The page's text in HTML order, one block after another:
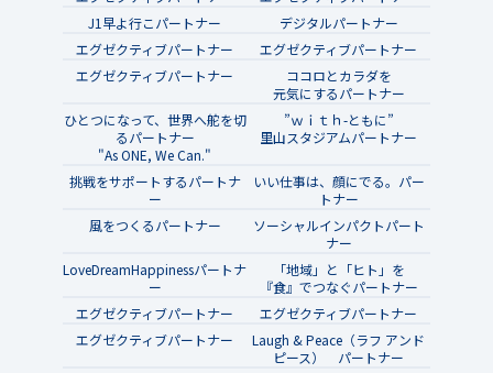
J1早よ行こパートナー
デジタルパートナー
エグゼクティブパートナー
エグゼクティブパートナー
エグゼクティブパートナー
ココロとカラダを
元気にするパートナー
ひとつになって、世界へ舵を切
るパートナー
"As ONE, We Can."
”ｗｉｔｈ-ともに”
里山スタジアムパートナー
挑戦をサポートするパートナ
ー
いい仕事は、顔にでる。パー
トナー
風をつくるパートナー
ソーシャルインパクトパート
ナー
LoveDreamHappinessパートナ
ー
「地域」と「ヒト」を
『食』でつなぐパートナー
エグゼクティブパートナー
エグゼクティブパートナー
エグゼクティブパートナー
Laugh & Peace（ラフ アンド
ピース） パートナー